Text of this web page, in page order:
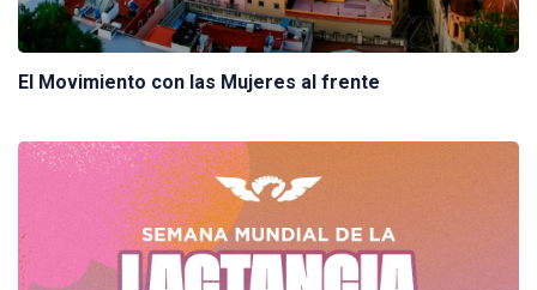
El Movimiento con las Mujeres al frente